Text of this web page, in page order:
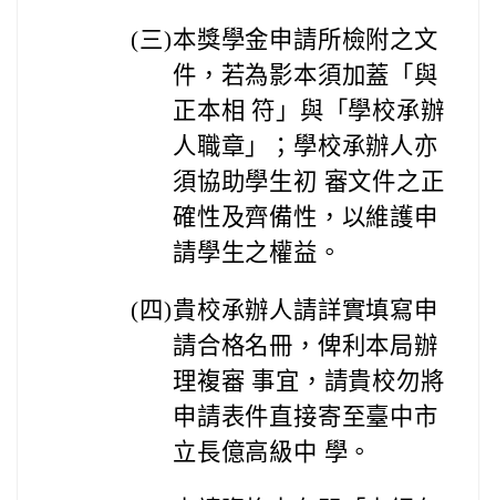
(三)本獎學金申請所檢附之文
件，若為影本須加蓋「與
正本相 符」與「學校承辦
人職章」；學校承辦人亦
須協助學生初 審文件之正
確性及齊備性，以維護申
請學生之權益。
(四)貴校承辦人請詳實填寫申
請合格名冊，俾利本局辦
理複審 事宜，請貴校勿將
申請表件直接寄至臺中市
立長億高級中 學。